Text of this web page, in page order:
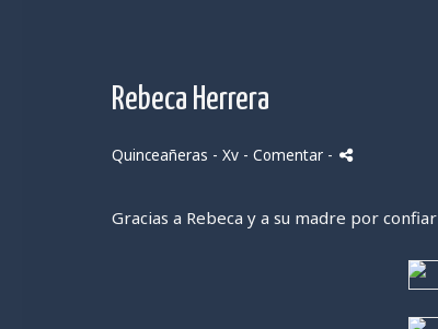
Rebeca Herrera
Quinceañeras - Xv - Comentar -
Gracias a Rebeca y a su madre por